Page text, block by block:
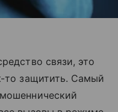
связи, это
то защитить. Самый